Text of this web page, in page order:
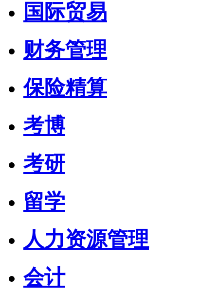
国际贸易
财务管理
保险精算
考博
考研
留学
人力资源管理
会计